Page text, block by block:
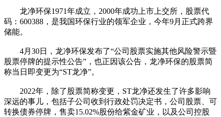
龙净环保1971年成立，2000年成功上市上交所，股票代
码：600388，是我国环保行业的领军企业，今年9月正式跨界
储能。
4月30日，龙净环保发布了“公司股票实施其他风险警示暨
股票停牌的提示性公告”，也正因该公告，龙净环保的股票简
称当日即变更为“ST龙净”。
2022年，除了股票简称变更，ST龙净还发生了许多影响
深远的事儿，包括子公司收到行政处罚决定书，公司股票、可
转换债券停牌，售卖15.02%股份给紫金矿业，以及公司控股